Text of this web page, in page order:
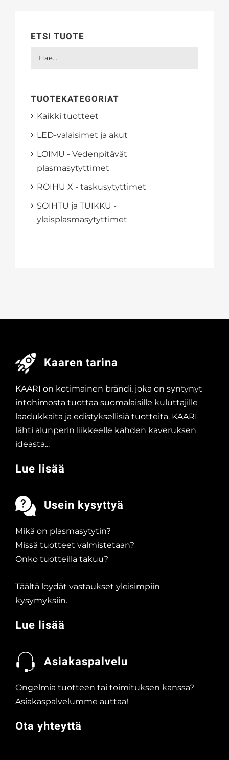
ETSI TUOTE
TUOTEKATEGORIAT
Kaikki tuotteet
LED-valaisimet ja akut
LOIMU - Vedenpitävät
plasmasytyttimet
ROIHU X - taskusytyttimet
SOIHTU ja TUIKKU -
yleisplasmasytyttimet
Kaaren tarina
KAARI on kotimainen brändi, joka on syntynyt
intohimosta tuottaa suomalaisille kuluttajille
laadukkaita ja edistyksellisiä tuotteita. KAARI
lähti alunperin liikkeelle kahden kaveruksen
ideasta...
Lue lisää
Usein kysyttyä
Mikä on plasmasytytin?
Missä tuotteet valmistetaan?
Onko tuotteilla takuu?
Täältä löydät vastaukset yleisimpiin
kysymyksiin.
Lue lisää
Asiakaspalvelu
Ongelmia tuotteen tai toimituksen kanssa?
Asiakaspalvelumme auttaa!
Ota yhteyttä